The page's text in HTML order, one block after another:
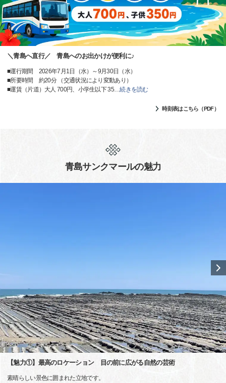
＼青島へ直行／ 青島へのお出かけが便利に♪
■運行期間 2026年7月1日（水）～9月30日（水）
■所要時間 約20分 （交通状況により変動あり）
■運賃（片道）大人 700円、小学生以下 35…続きを読む
時刻表はこちら（PDF）
青島サンクマールの魅力
【魅力①】最高のロケーション 目の前に広がる自然の芸術
素晴らしい景色に囲まれた立地です。